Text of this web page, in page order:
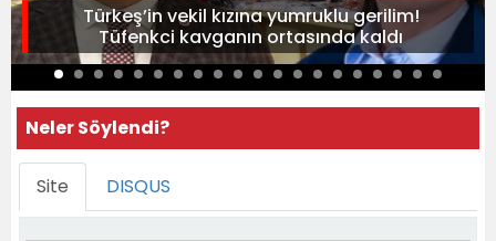
Türkeş’in vekil kızına yumruklu gerilim!
Tüfenkci kavganın ortasında kaldı
Neler Söylendi?
Site DISQUS